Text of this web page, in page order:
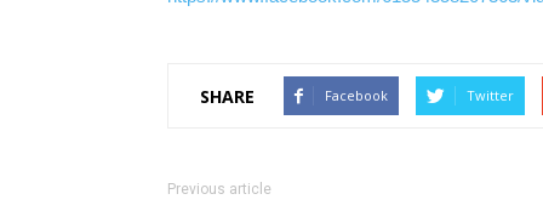
SHARE Facebook Twitter
Previous article